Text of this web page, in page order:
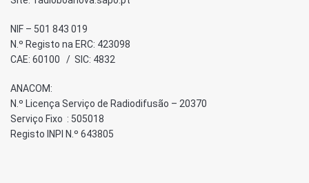
NIF – 501 843 019
N.º Registo na ERC: 423098
CAE: 60100 / SIC: 4832
ANACOM:
N.º Licença Serviço de Radiodifusão – 20370
Serviço Fixo : 505018
Registo INPI N.º 643805